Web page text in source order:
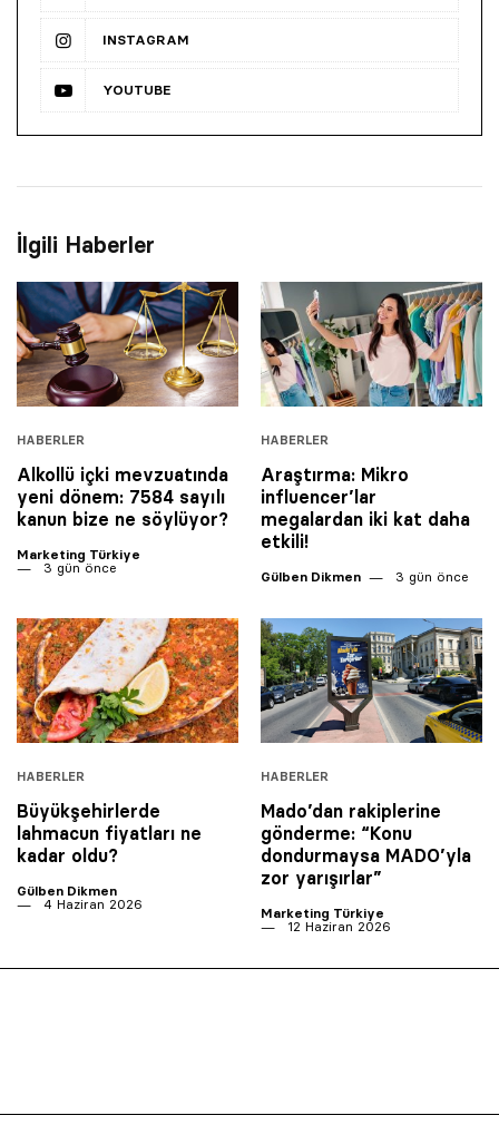
INSTAGRAM
YOUTUBE
İlgili Haberler
HABERLER
Alkollü içki mevzuatında
yeni dönem: 7584 sayılı
kanun bize ne söylüyor?
Marketing Türkiye
3 gün önce
HABERLER
Araştırma: Mikro
influencer’lar
megalardan iki kat daha
etkili!
Gülben Dikmen 3 gün önce
HABERLER
Büyükşehirlerde
lahmacun fiyatları ne
kadar oldu?
Gülben Dikmen
4 Haziran 2026
HABERLER
Mado’dan rakiplerine
gönderme: “Konu
dondurmaysa MADO’yla
zor yarışırlar”
Marketing Türkiye
12 Haziran 2026